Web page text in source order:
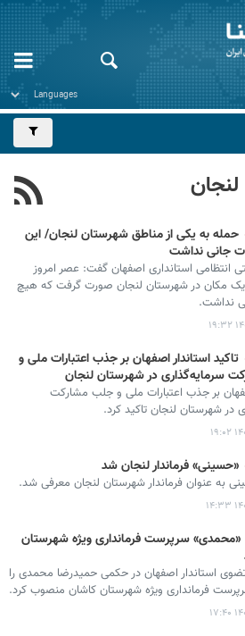
حمله به یکی از مناطق شهرستان لنجان/ این
جانی نداشت
انتظامی استانداری اصفهان گفت: عصر امروز
مکان در شهرستان لنجان صورت گرفت که هیچ
نداشت.
تاکید استاندار اصفهان بر جذب اعتبارات ملی و
سرمایه‌گذاری در شهرستان لنجان
بر جذب اعتبارات ملی و جلب مشارکت
در شهرستان لنجان تاکید کرد.
«حسینی» فرماندار لنجان شد
به عنوان فرماندار شهرستان لنجان معرفی شد.
«محمدی» سرپرست فرمانداری ویژه شهرستان
استاندار اصفهان در حکمی حمیدرضا محمدی را
فرمانداری ویژه شهرستان کاشان منصوب کرد.